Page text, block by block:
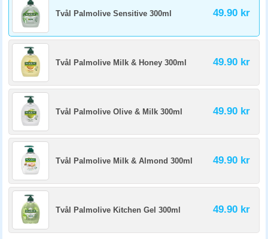
Tvål Palmolive Sensitive 300ml 49.90 kr
Tvål Palmolive Milk & Honey 300ml 49.90 kr
Tvål Palmolive Olive & Milk 300ml 49.90 kr
Tvål Palmolive Milk & Almond 300ml 49.90 kr
Tvål Palmolive Kitchen Gel 300ml 49.90 kr